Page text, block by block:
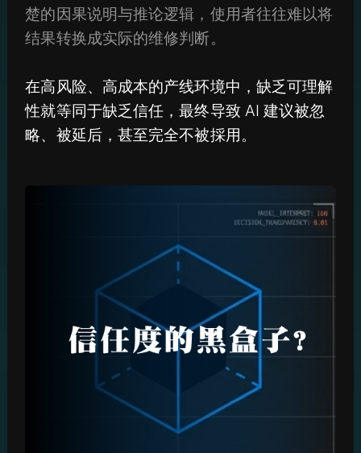
楚的因果说明与推论逻辑，使用者往往难以将
结果转换成实际的维修判断。
在高风险、高成本的产线环境中，缺乏可理解
性就等同于缺乏信任，最终导致 AI 建议被忽
略、被延后，甚至完全不被採用。